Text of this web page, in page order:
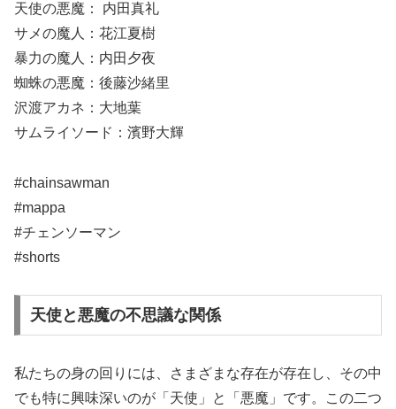
天使の悪魔： 内田真礼
サメの魔人：花江夏樹
暴力の魔人：内田夕夜
蜘蛛の悪魔：後藤沙緒里
沢渡アカネ：大地葉
サムライソード：濱野大輝
#chainsawman
#mappa
#チェンソーマン
#shorts
天使と悪魔の不思議な関係
私たちの身の回りには、さまざまな存在が存在し、その中
でも特に興味深いのが「天使」と「悪魔」です。この二つ